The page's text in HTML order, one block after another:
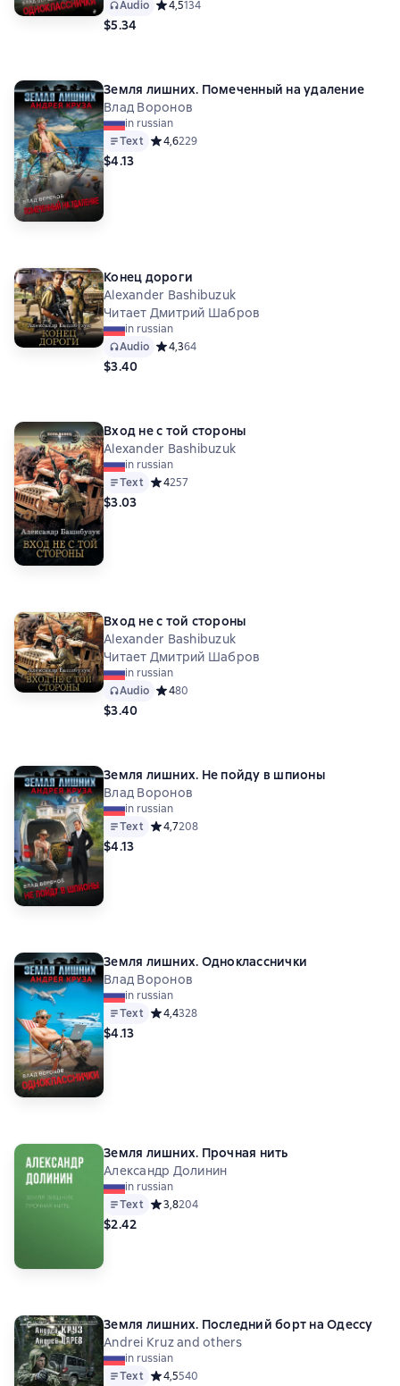
Audio Средний рейтинг 4,5 на основе 134 оценок
4,5134
$5.34
Земля лишних. Помеченный на удаление
Влад Воронов
in russian
Text Средний рейтинг 4,6 на основе 229 оценок
4,6229
$4.13
Конец дороги
Alexander Bashibuzuk
Читает Дмитрий Шабров
in russian
Audio Средний рейтинг 4,3 на основе 64 оценок
4,364
$3.40
Вход не с той стороны
Alexander Bashibuzuk
in russian
Text Средний рейтинг 4 на основе 257 оценок
4257
$3.03
Вход не с той стороны
Alexander Bashibuzuk
Читает Дмитрий Шабров
in russian
Audio Средний рейтинг 4 на основе 80 оценок
480
$3.40
Земля лишних. Не пойду в шпионы
Влад Воронов
in russian
Text Средний рейтинг 4,7 на основе 208 оценок
4,7208
$4.13
Земля лишних. Однокласснички
Влад Воронов
in russian
Text Средний рейтинг 4,4 на основе 328 оценок
4,4328
$4.13
Земля лишних. Прочная нить
Александр Долинин
in russian
Text Средний рейтинг 3,8 на основе 204 оценок
3,8204
$2.42
Земля лишних. Последний борт на Одессу
Andrei Kruz and others
in russian
Text Средний рейтинг 4,5 на основе 540 оценок
4,5540